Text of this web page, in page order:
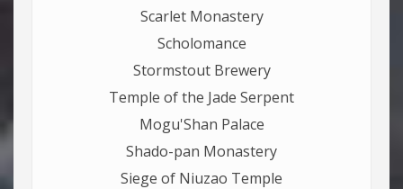
Scarlet Monastery
Scholomance
Stormstout Brewery
Temple of the Jade Serpent
Mogu'Shan Palace
Shado-pan Monastery
Siege of Niuzao Temple